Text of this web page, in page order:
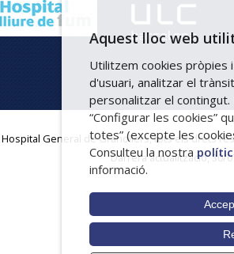
General de Granollers, tots els drets
Darrera actualització, 30/
Aquest lloc web
Utilitzem cookies pròpies
d'usuari, analitzar el
personalitzar el contingut.
“Configurar les cookies”
totes” (excepte les
Consulteu la nostra
informació.